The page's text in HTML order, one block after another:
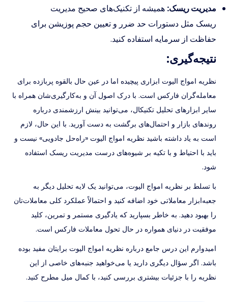
مدیریت ریسک: همیشه از تکنیک‌های صحیح مدیریت
ریسک مثل دستورات حد ضرر و تعیین حجم پوزیشن برای
حفاظت از سرمایه استفاده کنید.
نتیجه‌گیری:
نظریه امواج الیوت ابزاری پیچیده اما در عین حال بالقوه پربازده برای
معامله‌گران فارکس است. با درک اصول آن و به‌کارگیری‌شان همراه با
سایر ابزارهای تحلیل تکنیکال، می‌توانید بینش ارزشمندی درباره
روندهای بازار و احتمال‌های برگشت به دست آورید. با این حال، لازم
است به یاد داشته باشید نظریه امواج الیوت «راه‌حل جادویی» نیست و
باید با احتیاط و با تکیه بر شیوه‌های درست مدیریت ریسک استفاده
شود.
با تسلط بر نظریه امواج الیوت، می‌توانید یک لایه تحلیل دیگر به
جعبه‌ابزار معاملاتی خود اضافه کنید و احتمالاً عملکرد کلی معاملات‌تان
را بهبود دهید. به خاطر بسپارید که یادگیری مستمر و تمرین، کلید
موفقیت در دنیای همواره در حال تحول معاملات فارکس است.
امیدوارم این درس جامع درباره نظریه امواج الیوت برایتان مفید بوده
باشد. اگر سؤال دیگری دارید یا می‌خواهید جنبه‌های خاصی از این
نظریه را با جزئیات بیشتری بررسی کنید، با کمال میل مطرح کنید.